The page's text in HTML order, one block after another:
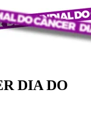
DIA DO